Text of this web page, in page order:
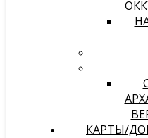
КАРТЫ/